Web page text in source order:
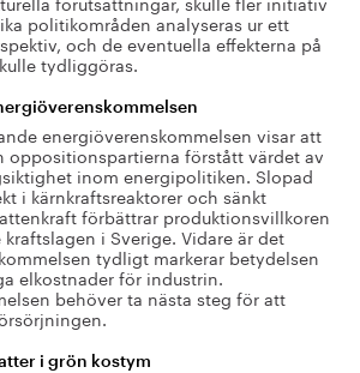
politikområden analyseras ur ett
och de eventuella effekterna på
tydliggöras.
energiöverenskommelsen visar att
oppositionspartierna förstått värdet av
inom energipolitiken. Slopad
i kärnkraftsreaktorer och sänkt
förbättrar produktionsvillkoren
i Sverige. Vidare är det
tydligt markerar betydelsen
elkostnader för industrin.
behöver ta nästa steg för att
i grön kostym